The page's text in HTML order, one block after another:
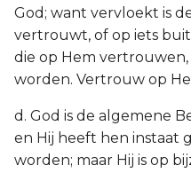
God; want vervloekt is
vertrouwt, of op iets
die op Hem
worden. Vertrouw op
d. God is de algemene
en Hij heeft hen instaat
worden; maar Hij is op